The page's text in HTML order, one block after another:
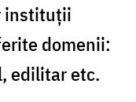
instituții
domenii:
edilitar etc.